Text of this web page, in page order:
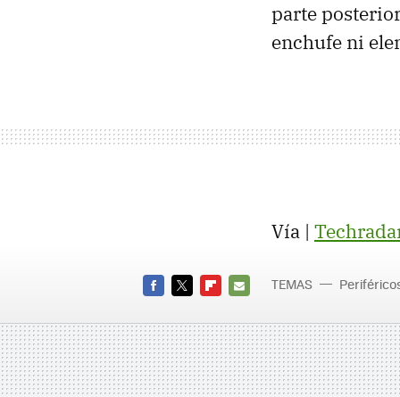
parte
enchufe ni
Vía |
MAIL
TEMAS